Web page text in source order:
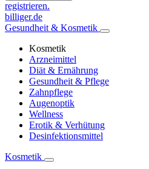
registrieren.
billiger.de
Gesundheit & Kosmetik
Kosmetik
Arzneimittel
Diät & Ernährung
Gesundheit & Pflege
Zahnpflege
Augenoptik
Wellness
Erotik & Verhütung
Desinfektionsmittel
Kosmetik